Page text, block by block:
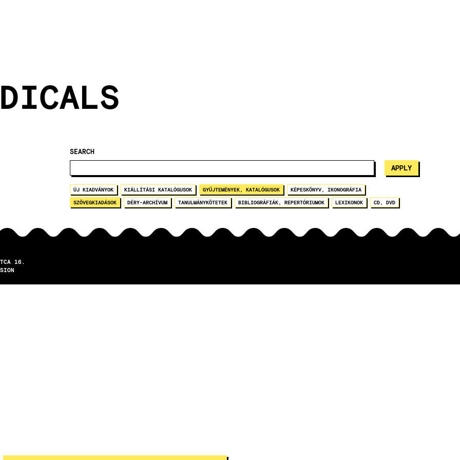
SEARCH
ÚJ KIADVÁNYOK KIÁLLÍTÁSI KATALÓGUSOK GYŰJTEMÉNYEK, KATALÓGUSOK KÉPESKÖNYV, IKONOGRÁFIA
SZÖVEGKIADÁSOK DÉRY-ARCHÍVUM TANULMÁNYKÖTETEK BIBLIOGRÁFIÁK, REPERTÓRIUMOK LEXIKONOK CD, DVD
16.